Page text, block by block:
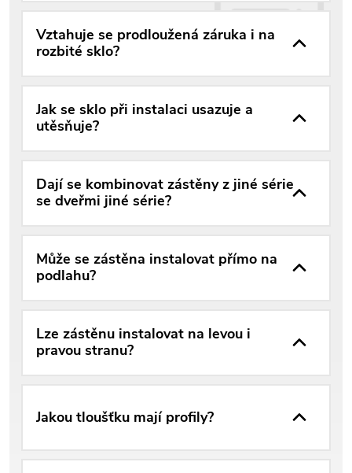
Vztahuje se prodloužená záruka i na
rozbité sklo?
Jak se sklo při instalaci usazuje a
utěsňuje?
Dají se kombinovat zástěny z jiné série
se dveřmi jiné série?
Může se zástěna instalovat přímo na
podlahu?
Lze zástěnu instalovat na levou i
pravou stranu?
Jakou tloušťku mají profily?